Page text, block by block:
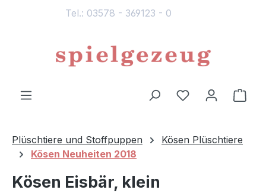
Tel.: 03578 - 369123 - 0
Du hast 0
Plüschtiere und Stoffpuppen
Kösen Plüschtiere
Kösen Neuheiten 2018
Kösen Eisbär, klein